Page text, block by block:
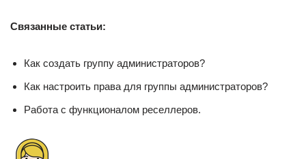
Связанные статьи:
Как создать группу администраторов?
Как настроить права для группы администраторов?
Работа с функционалом реселлеров.